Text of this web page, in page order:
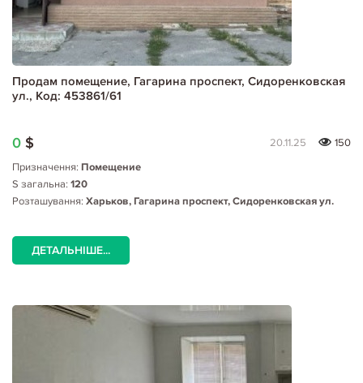
Продам помещение, Гагарина проспект, Сидоренковская
ул., Код: 453861/61
0 $ 20.11.25
150
Призначення: Помещение
S загальна: 120
Розташування: Харьков, Гагарина проспект, Сидоренковская ул.
ДЕТАЛЬНІШЕ...